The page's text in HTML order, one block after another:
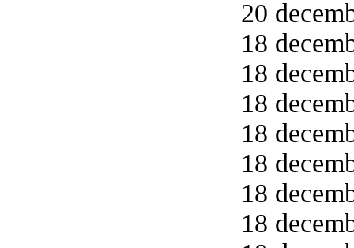
20
18
18
18
18
18
18
18